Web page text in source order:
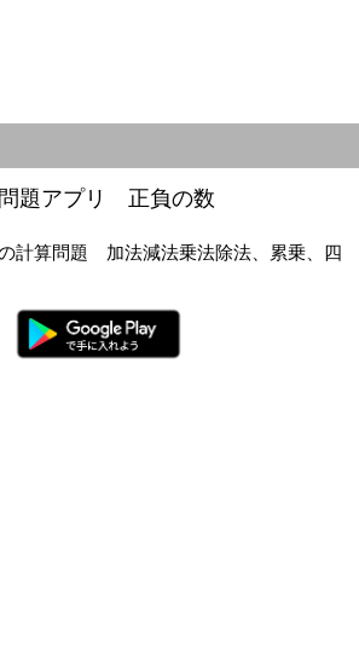
題アプリ 正負の数
計算問題 加法減法乗法除法、累乗、四